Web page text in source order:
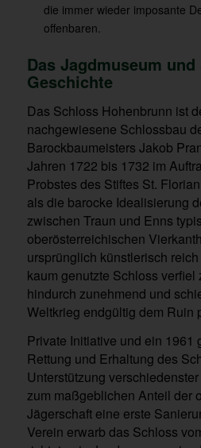
die immer wieder imposante
offenbaren.
Das Jagdmuseum und
Geschichte
Das Schloss Hohenbrunn ist
nachgewiesene Schlossbau
Barockbaumeisters Jakob
Jahren 1722 bis 1732 im
Probstes des Stiftes St.
als die barocke Idealisierung
zwischen Traun und Enns
oberösterreichischen
ursprünglich künstlerisch
kaum genutzte Schloss verfiel
hindurch zunehmend und
Weltkrieg endgültig dem Ruin
Private Initiative und ein 1961
Rettung und Erhaltung des
Unterstützung
zum maßgeblichen Anteil der
Jägerschaft eine erste
Verein erwarb das Schloss